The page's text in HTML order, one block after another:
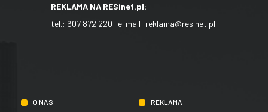
REKLAMA NA RESinet.pl:
tel.: 607 872 220 | e-mail: reklama@resinet.pl
O NAS
REKLAMA